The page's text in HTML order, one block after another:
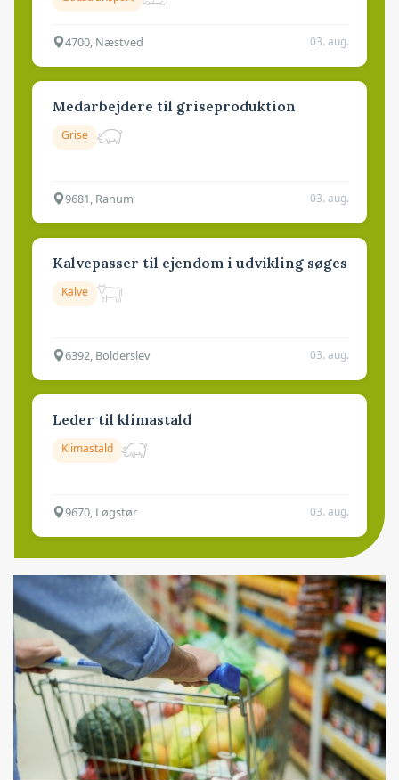
4700, Næstved 03. aug.
Medarbejdere til griseproduktion
Grise
9681, Ranum 03. aug.
Kalvepasser til ejendom i udvikling søges
Kalve
6392, Bolderslev 03. aug.
Leder til klimastald
Klimastald
9670, Løgstør 03. aug.